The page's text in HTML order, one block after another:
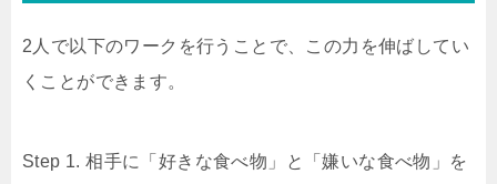
2人で以下のワークを行うことで、この力を伸ばしてい
くことができます。
Step 1. 相手に「好きな食べ物」と「嫌いな食べ物」を